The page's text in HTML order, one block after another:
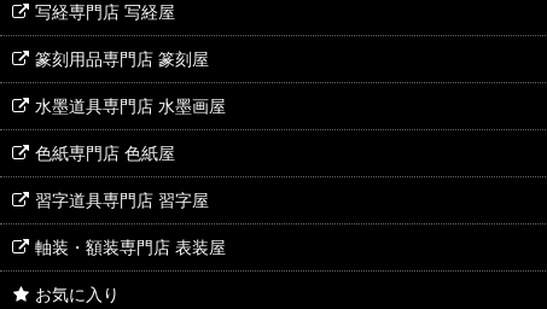
写経専門店 写経屋
篆刻用品専門店 篆刻屋
水墨道具専門店 水墨画屋
色紙専門店 色紙屋
習字道具専門店 習字屋
軸装・額装専門店 表装屋
お気に入り